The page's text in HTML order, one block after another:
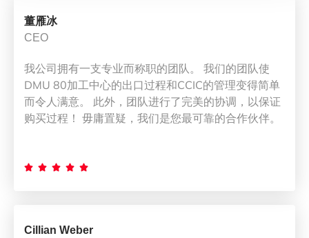
董雁冰
CEO
我公司拥有一支专业而称职的团队。 我们的团队使
DMU 80加工中心的出口过程和CCIC的管理变得简单
而令人满意。 此外，团队进行了完美的协调，以保证
购买过程！ 毋庸置疑，我们是您最可靠的合作伙伴。
    
Cillian Weber